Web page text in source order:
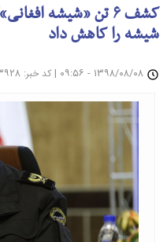
کشف ۶ تن «شیشه
شیشه را کاهش داد
| کد خبر: ۳۹۲۸